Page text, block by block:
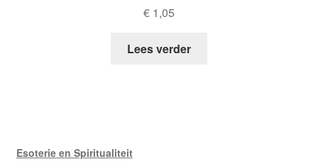
€ 1,05
Lees verder
Esoterie en Spiritualiteit